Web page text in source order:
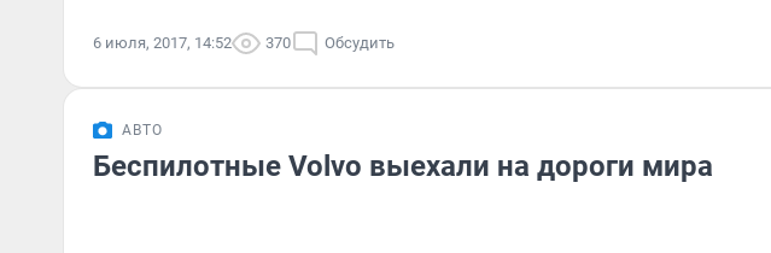
6 июля, 2017, 14:52 370 Обсудить
АВТО
Беспилотные Volvo выехали на дороги мира